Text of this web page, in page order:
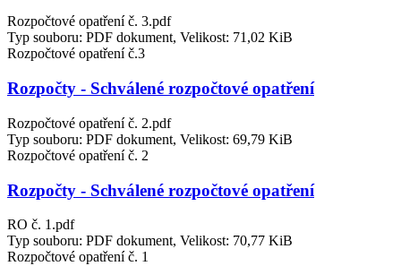
Rozpočtové opatření č. 3.pdf
Typ souboru: PDF dokument, Velikost: 71,02 KiB
Rozpočtové opatření č.3
Rozpočty - Schválené rozpočtové opatření
Rozpočtové opatření č. 2.pdf
Typ souboru: PDF dokument, Velikost: 69,79 KiB
Rozpočtové opatření č. 2
Rozpočty - Schválené rozpočtové opatření
RO č. 1.pdf
Typ souboru: PDF dokument, Velikost: 70,77 KiB
Rozpočtové opatření č. 1